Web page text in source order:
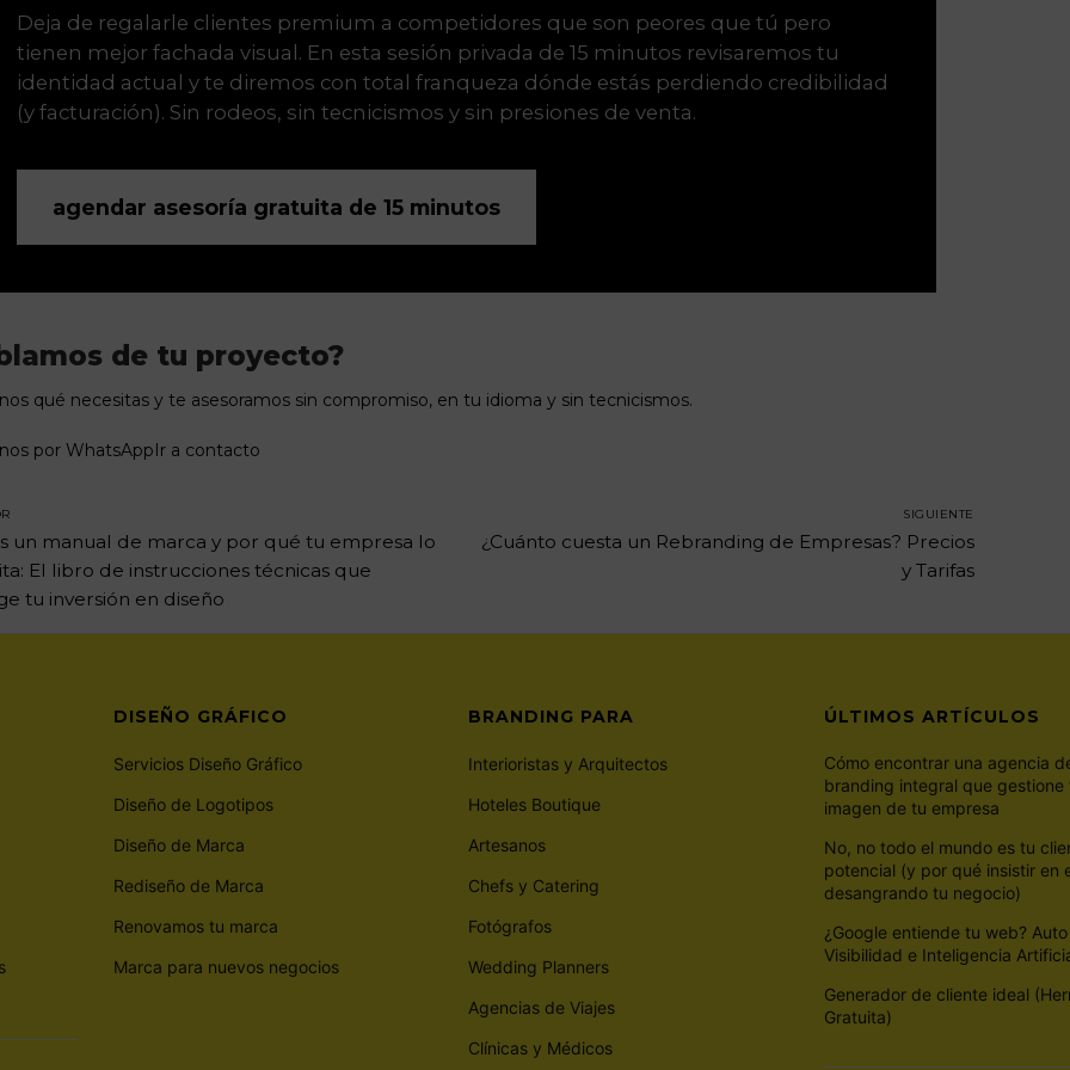
Deja de regalarle clientes premium a competidores que son peores que tú pero
tienen mejor fachada visual. En esta sesión privada de 15 minutos revisaremos tu
identidad actual y te diremos con total franqueza dónde estás perdiendo credibilidad
(y facturación). Sin rodeos, sin tecnicismos y sin presiones de venta.
agendar asesoría gratuita de 15 minutos
de tu proyecto?
qué necesitas y te asesoramos sin compromiso, en tu idioma y sin tecnicismos.
por WhatsAppIr a contacto
un manual de marca y por qué tu empresa lo
El libro de instrucciones técnicas que
tu inversión en diseño
SIGUIENTE
¿Cuánto cuesta un Rebranding de Empresas? Precios
y Tarifas
DISEÑO GRÁFICO
Servicios Diseño Gráfico
Diseño de Logotipos
Diseño de Marca
Rediseño de Marca
Renovamos tu marca
Marca para nuevos negocios
BRANDING PARA
Interioristas y Arquitectos
Hoteles Boutique
Artesanos
Chefs y Catering
Fotógrafos
Wedding Planners
Agencias de Viajes
Clínicas y Médicos
ÚLTIMOS ARTÍCULOS
Cómo encontrar una agencia
branding integral que gestione
imagen de tu empresa
No, no todo el mundo es tu
potencial (y por qué insistir en
desangrando tu negocio)
¿Google entiende tu web?
Visibilidad e Inteligencia
Generador de cliente ideal
Gratuita)